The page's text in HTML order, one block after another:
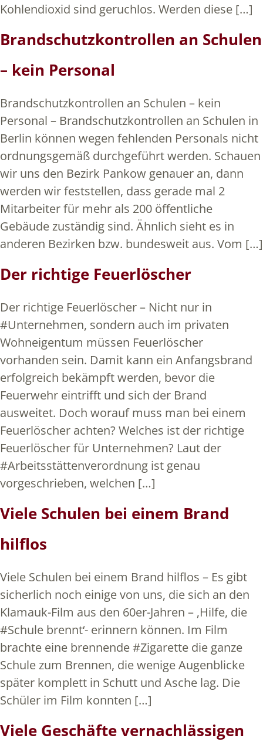
Kohlendioxid sind geruchlos. Werden diese […]
Brandschutzkontrollen an Schulen
– kein Personal
Brandschutzkontrollen an Schulen – kein
Personal – Brandschutzkontrollen an Schulen in
Berlin können wegen fehlenden Personals nicht
ordnungsgemäß durchgeführt werden. Schauen
wir uns den Bezirk Pankow genauer an, dann
werden wir feststellen, dass gerade mal 2
Mitarbeiter für mehr als 200 öffentliche
Gebäude zuständig sind. Ähnlich sieht es in
anderen Bezirken bzw. bundesweit aus. Vom […]
Der richtige Feuerlöscher
Der richtige Feuerlöscher – Nicht nur in
#Unternehmen, sondern auch im privaten
Wohneigentum müssen Feuerlöscher
vorhanden sein. Damit kann ein Anfangsbrand
erfolgreich bekämpft werden, bevor die
Feuerwehr eintrifft und sich der Brand
ausweitet. Doch worauf muss man bei einem
Feuerlöscher achten? Welches ist der richtige
Feuerlöscher für Unternehmen? Laut der
#Arbeitsstättenverordnung ist genau
vorgeschrieben, welchen […]
Viele Schulen bei einem Brand
hilflos
Viele Schulen bei einem Brand hilflos – Es gibt
sicherlich noch einige von uns, die sich an den
Klamauk-Film aus den 60er-Jahren – ‚Hilfe, die
#Schule brennt‘- erinnern können. Im Film
brachte eine brennende #Zigarette die ganze
Schule zum Brennen, die wenige Augenblicke
später komplett in Schutt und Asche lag. Die
Schüler im Film konnten […]
Viele Geschäfte vernachlässigen